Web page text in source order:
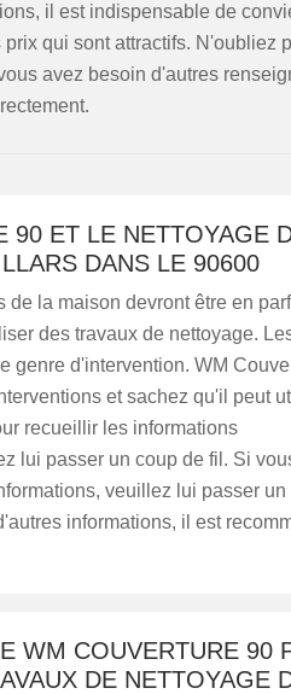
il est indispensable de
qui sont attractifs. N'oubliez
avez besoin d'autres
90 ET LE NETTOYAGE
DANS LE 90600
de la maison devront être en
des travaux de nettoyage.
genre d'intervention. WM
et sachez qu'il peut
recueillir les informations
lui passer un coup de fil. Si
veuillez lui passer un
informations, il est
WM COUVERTURE 90
DE NETTOYAGE